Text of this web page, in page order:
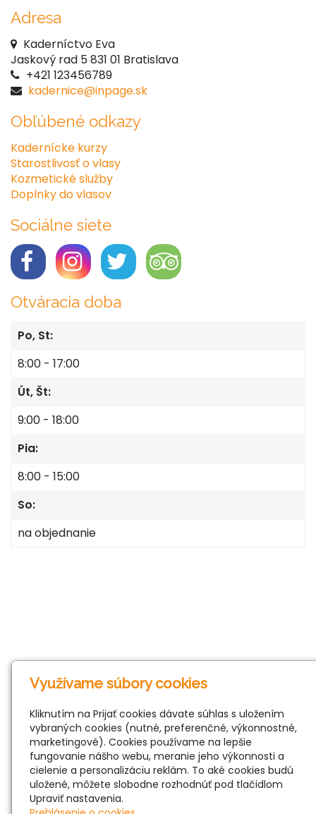
Adresa
Kaderníctvo Eva
Jaskový rad 5 831 01 Bratislava
+421 123456789
kadernice@inpage.sk
Obľúbené odkazy
Kadernícke kurzy
Starostlivosť o vlasy
Kozmetické služby
Doplnky do vlasov
Sociálne siete
Otváracia doba
Po, St:
8:00 - 17:00
Út, Št:
9:00 - 18:00
Pia:
8:00 - 15:00
So:
na objednanie
Využívame súbory cookies
Kliknutím na Prijať cookies dávate súhlas s uložením
vybraných cookies (nutné, preferenčné, výkonnostné,
marketingové). Cookies používame na lepšie
fungovanie nášho webu, meranie jeho výkonnosti a
cielenie a personalizáciu reklám. To aké cookies budú
uložené, môžete slobodne rozhodnúť pod tlačidlom
Upraviť nastavenia.